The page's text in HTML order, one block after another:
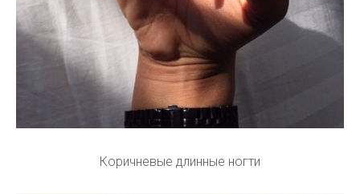
Коричневые длинные ногти